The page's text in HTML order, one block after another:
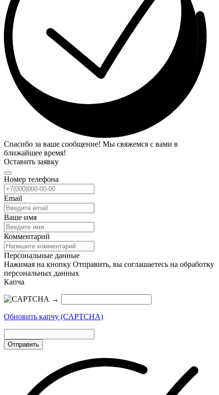
Спасибо за ваше сообщение! Мы свяжемся с вами в
ближайшее время!
Оставить заявку
Номер телефона
Email
Ваше имя
Комментарий
Персональные данные
Нажимая на кнопку Отправить, вы соглашаетесь на обработку
персональных данных
Капча
→
Обновить капчу (CAPTCHA)
Отправить